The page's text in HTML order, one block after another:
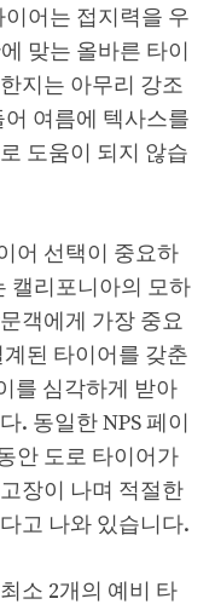
어는 접지력을 우
맞는 올바른 타이
지는 아무리 강조
여름에 텍사스를
도움이 되지 않습
어 선택이 중요하
캘리포니아의 모하
객에게 가장 중요
된 타이어를 갖춘
를 심각하게 받아
. 동일한 NPS 페이
안 도로 타이어가
장이 나며 적절한
고 나와 있습니다.
소 2개의 예비 타